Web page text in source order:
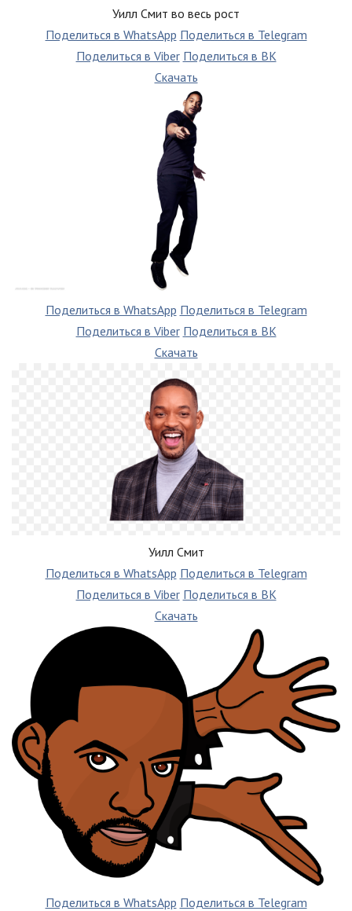
Уилл Смит во весь рост
Поделиться в WhatsApp Поделиться в Telegram
Поделиться в Viber Поделиться в ВК
Скачать
Поделиться в WhatsApp Поделиться в Telegram
Поделиться в Viber Поделиться в ВК
Скачать
Уилл Смит
Поделиться в WhatsApp Поделиться в Telegram
Поделиться в Viber Поделиться в ВК
Скачать
Поделиться в WhatsApp Поделиться в Telegram